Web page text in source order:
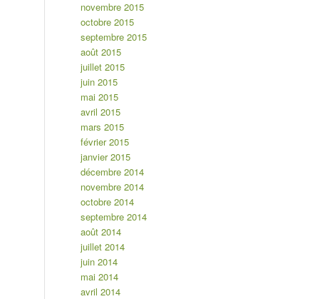
novembre 2015
octobre 2015
septembre 2015
août 2015
juillet 2015
juin 2015
mai 2015
avril 2015
mars 2015
février 2015
janvier 2015
décembre 2014
novembre 2014
octobre 2014
septembre 2014
août 2014
juillet 2014
juin 2014
mai 2014
avril 2014